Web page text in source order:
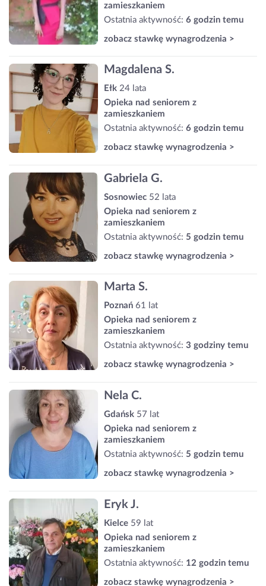
zamieszkaniem
Ostatnia aktywność: 6 godzin temu
zobacz stawkę wynagrodzenia >
Magdalena S.
Ełk 24 lata
Opieka nad seniorem z
zamieszkaniem
Ostatnia aktywność: 6 godzin temu
zobacz stawkę wynagrodzenia >
Gabriela G.
Sosnowiec 52 lata
Opieka nad seniorem z
zamieszkaniem
Ostatnia aktywność: 5 godzin temu
zobacz stawkę wynagrodzenia >
Marta S.
Poznań 61 lat
Opieka nad seniorem z
zamieszkaniem
Ostatnia aktywność: 3 godziny temu
zobacz stawkę wynagrodzenia >
Nela C.
Gdańsk 57 lat
Opieka nad seniorem z
zamieszkaniem
Ostatnia aktywność: 5 godzin temu
zobacz stawkę wynagrodzenia >
Eryk J.
Kielce 59 lat
Opieka nad seniorem z
zamieszkaniem
Ostatnia aktywność: 12 godzin temu
zobacz stawkę wynagrodzenia >